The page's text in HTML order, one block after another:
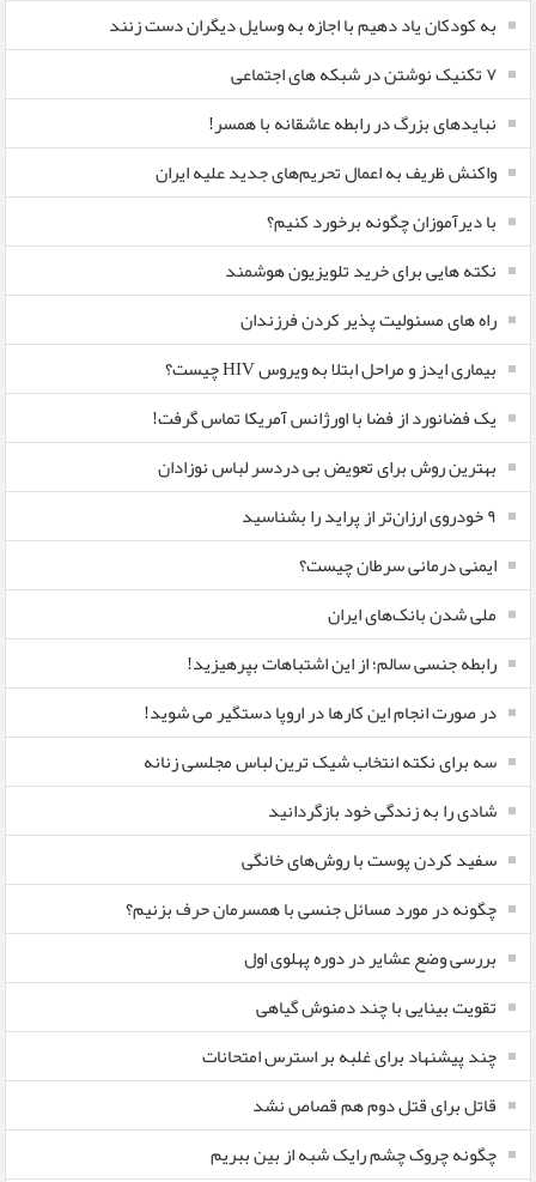
به کودکان یاد دهیم با اجازه به وسایل دیگران دست زنند
۷ تکنیک نوشتن در شبکه های اجتماعی
نبایدهای بزرگ در رابطه عاشقانه با همسر!
واکنش ظریف به اعمال تحریم‌های جدید علیه ایران
با دیرآموزان چگونه برخورد کنیم؟
نکته هایی برای خرید تلویزیون هوشمند
راه های مسئولیت پذیر کردن فرزندان
بیماری ایدز و مراحل ابتلا به ویروس HIV چیست؟
یک فضانورد از فضا با اورژانس آمریکا تماس گرفت!
بهترین روش برای تعویض بی دردسر لباس نوزادان
٩ خودروی ارزان‌تر از پراید را بشناسید
ایمنی درمانی سرطان چیست؟
ملی شدن بانک‌های ایران
رابطه جنسی سالم؛ از این اشتباهات بپرهیزید!
در صورت انجام این کارها در اروپا دستگیر می شوید!
سه برای نکته انتخاب شیک ترین لباس مجلسی زنانه
شادی را به زندگی خود بازگردانید
سفید کردن پوست با روش‌های خانگی
چگونه در مورد مسائل جنسی با همسرمان حرف بزنیم؟
بررسی وضع عشایر در دوره پهلوی اول
تقویت بینایی با چند دمنوش گیاهی
چند پیشنهاد برای غلبه بر استرس امتحانات
قاتل برای قتل دوم هم قصاص نشد
چگونه چروک چشم رایک شبه از بین ببریم